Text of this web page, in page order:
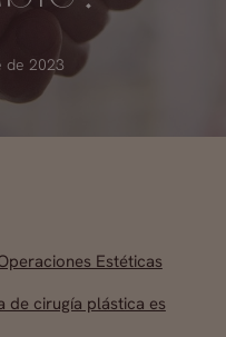
de 2023
Estéticas
de cirugía plástica es